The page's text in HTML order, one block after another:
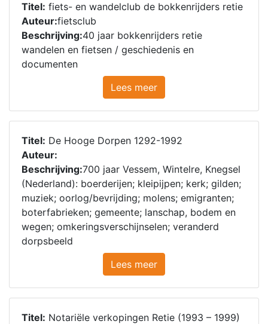
Titel: fiets- en wandelclub de bokkenrijders retie
Auteur:fietsclub
Beschrijving:40 jaar bokkenrijders retie
wandelen en fietsen / geschiedenis en
documenten
Lees meer
Titel: De Hooge Dorpen 1292-1992
Auteur:
Beschrijving:700 jaar Vessem, Wintelre, Knegsel
(Nederland): boerderijen; kleipijpen; kerk; gilden;
muziek; oorlog/bevrijding; molens; emigranten;
boterfabrieken; gemeente; lanschap, bodem en
wegen; omkeringsverschijnselen; veranderd
dorpsbeeld
Lees meer
Titel: Notariële verkopingen Retie (1993 – 1999)